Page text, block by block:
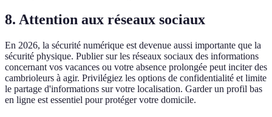
8. Attention aux réseaux sociaux
En 2026, la sécurité numérique est devenue aussi importante que la
sécurité physique. Publier sur les réseaux sociaux des informations
concernant vos vacances ou votre absence prolongée peut inciter des
cambrioleurs à agir. Privilégiez les options de confidentialité et limite
le partage d'informations sur votre localisation. Garder un profil bas
en ligne est essentiel pour protéger votre domicile.